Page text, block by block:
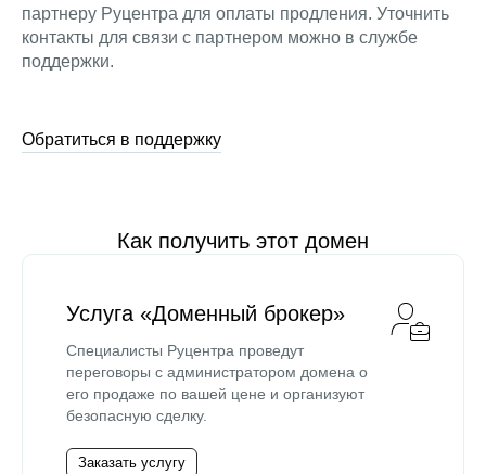
партнеру Руцентра для оплаты продления. Уточнить
контакты для связи с партнером можно в службе
поддержки.
Обратиться в поддержку
Как получить этот домен
Услуга «Доменный брокер»
Специалисты Руцентра проведут
переговоры с администратором домена о
его продаже по вашей цене и организуют
безопасную сделку.
Заказать услугу